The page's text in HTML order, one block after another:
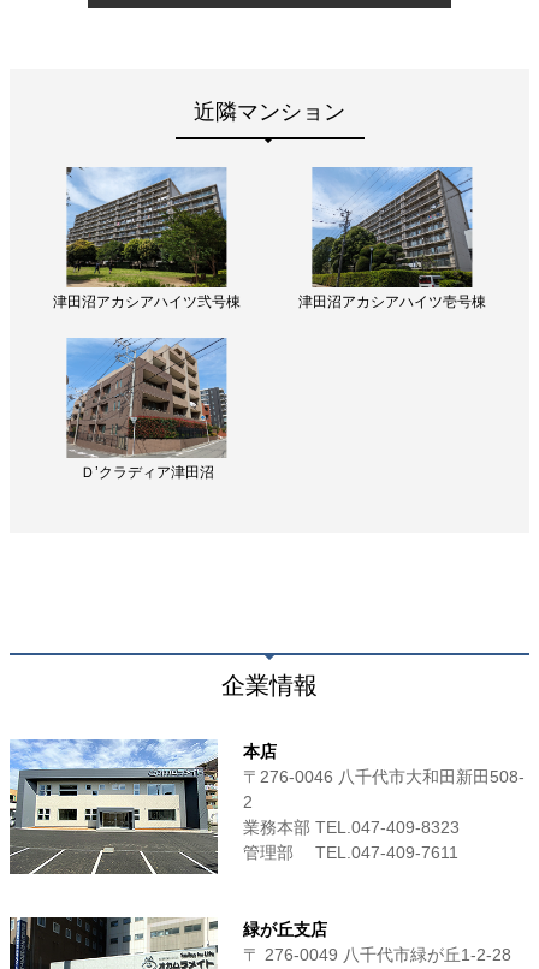
近隣マンション
津田沼アカシアハイツ弐号棟 津田沼アカシアハイツ壱号棟
Ｄ’クラディア津田沼
企業情報
本店
〒276-0046 八千代市大和田新田508-
2
業務本部 TEL.047-409-8323
管理部 TEL.047-409-7611
緑が丘支店
〒 276-0049 八千代市緑が丘1-2-28